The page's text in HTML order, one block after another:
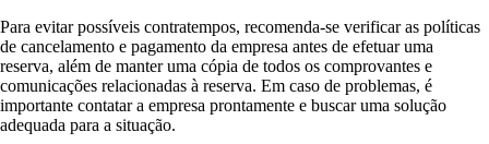
Para evitar possíveis contratempos, recomenda-se verificar as políticas
de cancelamento e pagamento da empresa antes de efetuar uma
reserva, além de manter uma cópia de todos os comprovantes e
comunicações relacionadas à reserva. Em caso de problemas, é
importante contatar a empresa prontamente e buscar uma solução
adequada para a situação.